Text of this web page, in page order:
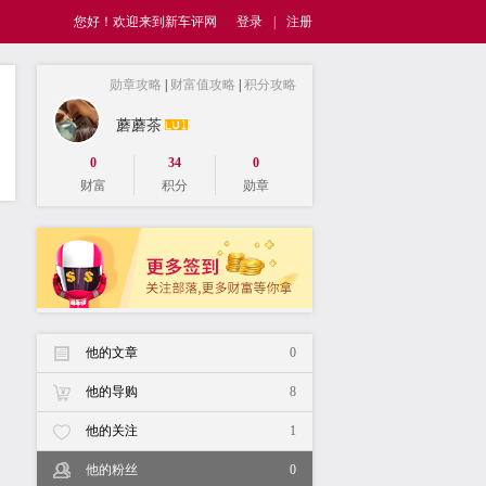
您好！欢迎来到新车评网 登录 注册
勋章攻略 财富值攻略 积分攻略
蘑蘑茶
0
财富
34
积分
0
勋章
0
他的文章
8
他的导购
1
他的关注
0
他的粉丝